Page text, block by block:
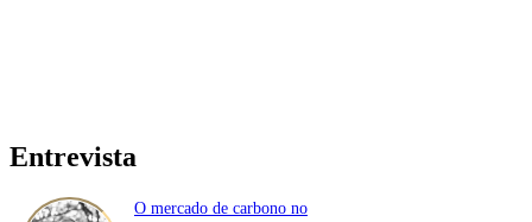
Entrevista
O mercado de carbono no